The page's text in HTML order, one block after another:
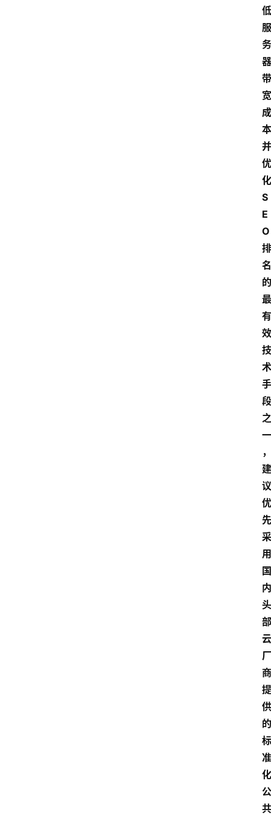
低
服
务
器
带
宽
成
本
并
优
化
S
E
O
排
名
的
最
有
效
技
术
手
段
之
一
，
建
议
优
先
采
用
国
内
头
部
云
厂
商
提
供
的
标
准
化
公
共